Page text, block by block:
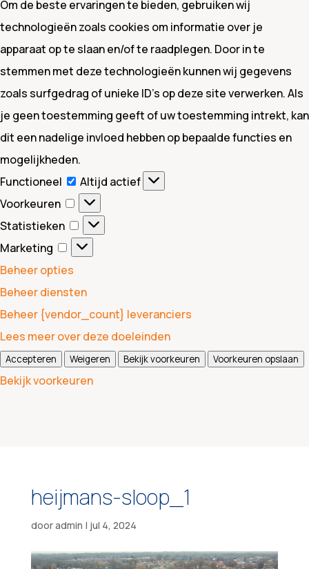
Om de beste ervaringen te bieden, gebruiken wij
technologieën zoals cookies om informatie over je
apparaat op te slaan en/of te raadplegen. Door in te
stemmen met deze technologieën kunnen wij gegevens
zoals surfgedrag of unieke ID's op deze site verwerken. Als
je geen toestemming geeft of uw toestemming intrekt, kan
dit een nadelige invloed hebben op bepaalde functies en
mogelijkheden.
Functioneel
Functioneel
Altijd actief
Voorkeuren
Voorkeuren
Statistieken
Statistieken
Marketing
Marketing
Beheer opties
Beheer diensten
Beheer {vendor_count} leveranciers
Lees meer over deze doeleinden
Accepteren Weigeren Bekijk voorkeuren Voorkeuren opslaan
Bekijk voorkeuren
heijmans-sloop_1
dooradmin | jul 4, 2024